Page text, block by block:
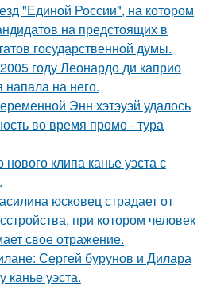
"Единой России", на котором
на предстоящих в
государственной думы.
году Леонардо ди каприо
напала на него.
Энн хэтэуэй удалось
во время промо - тура
клипа канье уэста с
юсковец страдает от
при котором человек
свое отражение.
Сергей бурунов и Дилара
канье уэста.